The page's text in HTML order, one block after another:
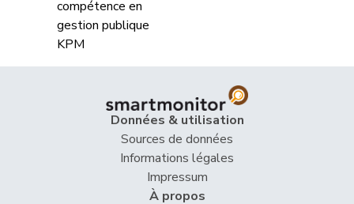
Données & utilisation
Sources de données
Informations légales
Impressum
À propos